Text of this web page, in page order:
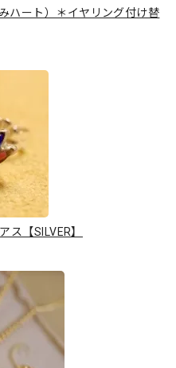
ハート）＊イヤリング付け替
【SILVER】